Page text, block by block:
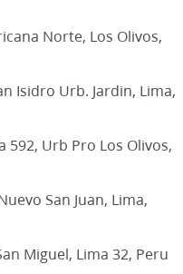
Norte, Los Olivos,
Isidro Urb. Jardin, Lima,
592, Urb Pro Los Olivos,
San Juan, Lima,
Miguel, Lima 32, Peru